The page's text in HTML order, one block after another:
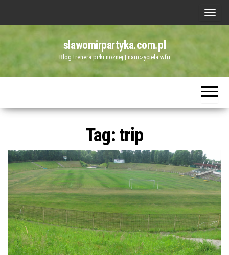
P
ą
c
z
w
i
g
a
c
j
ę
slawomirpartyka.com.pl
Blog trenera piłki nożnej | nauczyciela wfu
Tag: trip